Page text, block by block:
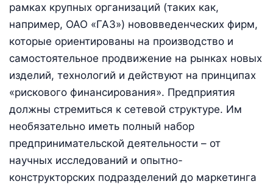
рамках крупных организаций (таких как,
например, ОАО «ГАЗ») нововведенческих фирм,
которые ориентированы на производство и
самостоятельное продвижение на рынках новых
изделий, технологий и действуют на принципах
«рискового финансирования». Предприятия
должны стремиться к сетевой структуре. Им
необязательно иметь полный набор
предпринимательской деятельности – от
научных исследований и опытно-
конструкторских подразделений до маркетинга